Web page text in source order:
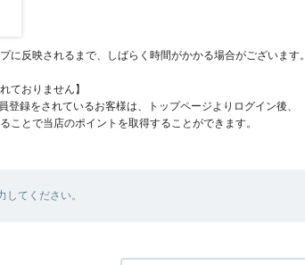
に反映されるまで、しばらく時間がかかる場合がございます。
ておりません】
登録をされているお客様は、トップページよりログイン後、
ことで当店のポイントを取得することができます。
してください。